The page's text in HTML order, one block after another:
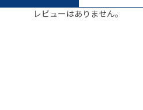
レビューはありません。